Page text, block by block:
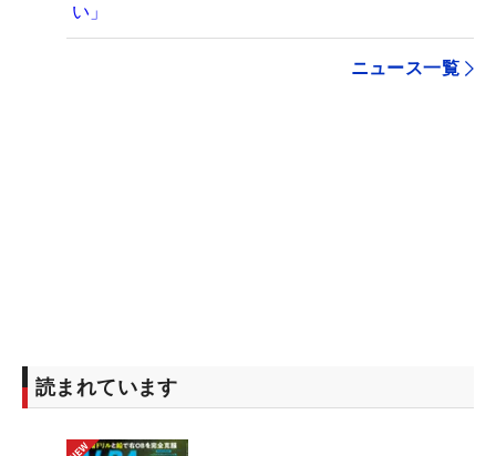
い」
ニュース一覧
読まれています